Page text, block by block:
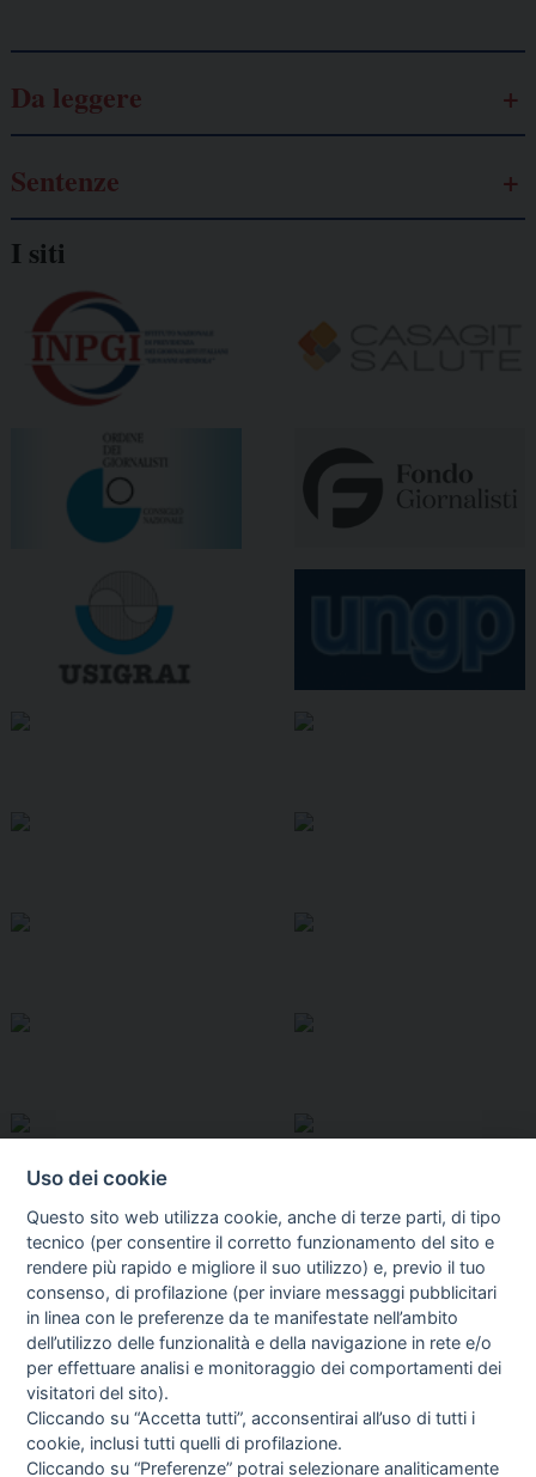
Da leggere
Sentenze
I siti
I libri Vedi tutti
Uso dei cookie
Questo sito web utilizza cookie, anche di terze parti, di tipo
tecnico (per consentire il corretto funzionamento del sito e
rendere più rapido e migliore il suo utilizzo) e, previo il tuo
consenso, di profilazione (per inviare messaggi pubblicitari
in linea con le preferenze da te manifestate nell’ambito
dell’utilizzo delle funzionalità e della navigazione in rete e/o
per effettuare analisi e monitoraggio dei comportamenti dei
visitatori del sito).
Cliccando su “Accetta tutti”, acconsentirai all’uso di tutti i
cookie, inclusi tutti quelli di profilazione.
Cliccando su “Preferenze” potrai selezionare analiticamente